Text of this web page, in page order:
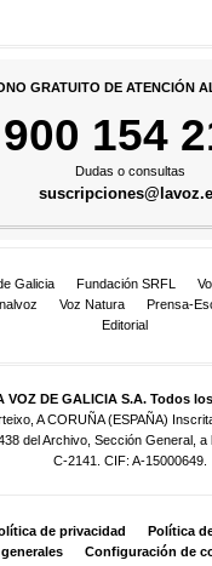
GRATUITO DE ATENCIÓN
900 154
Dudas o consultas
Galicia Fundación SRFL
Voz Natura Prensa-
Editorial
DE GALICIA S.A. Todos
A CORUÑA (ESPAÑA)
del Archivo, Sección General,
C-2141. CIF: A-15000649.
de privacidad Política
generales
Configuración de